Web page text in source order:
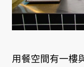
用餐空間有一樓